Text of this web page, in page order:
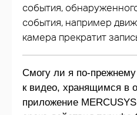
события,
события, например
камера прекратит
Смогу ли я по-прежнему
к видео, хранящимся в
приложение